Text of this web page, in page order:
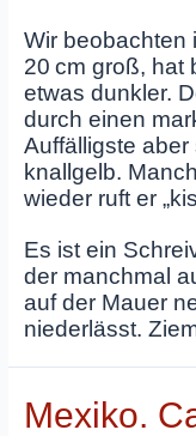
Wir beobachten
20 cm groß, hat
etwas dunkler.
durch einen
Auffälligste
knallgelb.
wieder ruft er
Es ist ein
der manchmal
auf der Mauer
niederlässt.
Mexiko.